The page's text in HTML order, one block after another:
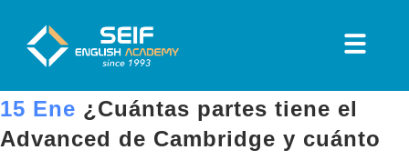
15 Ene ¿Cuántas partes tiene el
Advanced de Cambridge y cuánto